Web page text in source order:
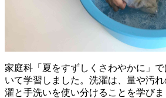
家庭科「夏をすずしくさわやかに」
いて学習しました。洗濯は、量や汚
濯と手洗いを使い分けることを学びま